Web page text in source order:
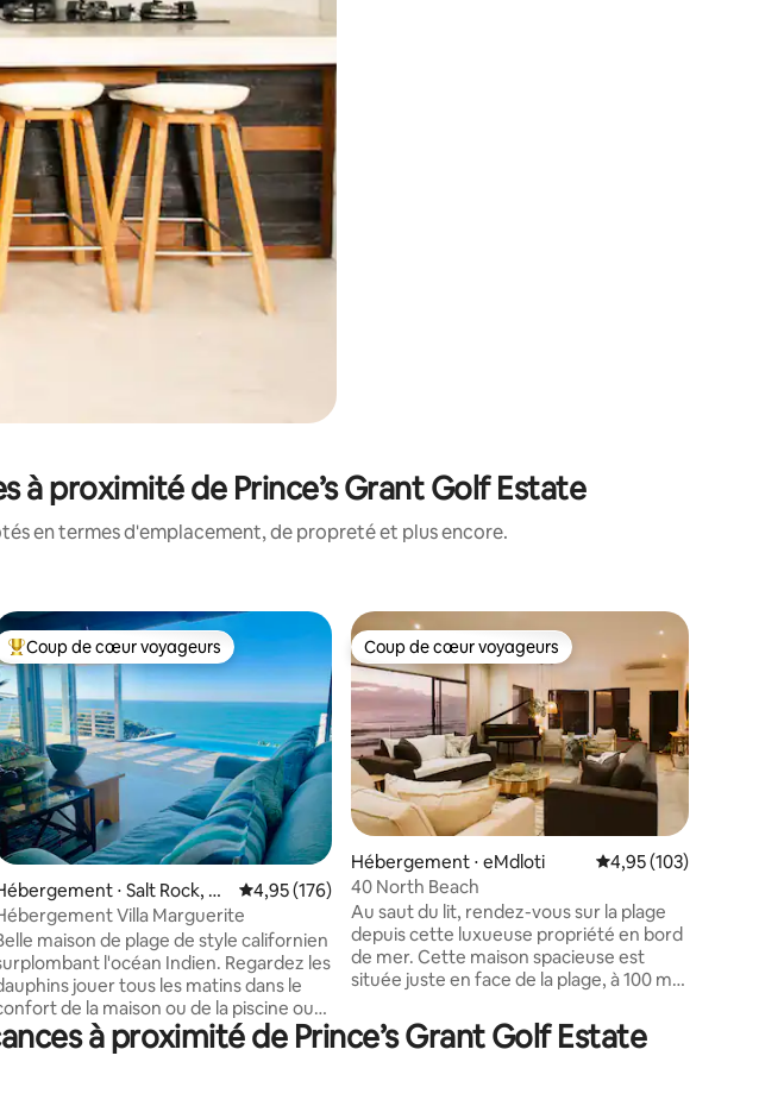
ou en appuyant et en faisant glisser.
à proximité de Prince’s Grant Golf Estate
en termes d'emplacement, de propreté et plus encore.
sur 5
sur la base de 467 commentaires : 4,97 sur 5
Coups de cœur voyageurs les plus appréciés
Coup de cœur voyageurs
⋅ Salt Rock, D
Coast
Évaluation moyenne sur la base de 176 commentaires : 4,95 sur 5
4,95 (176)
Villa Marguerite
maison de plage de style californien
l'océan Indien. Regardez les
jouer tous les matins dans le
de la maison ou de la piscine ou
une promenade de 5 minutes sur
sentier de la plage privée qui vous
Coup de cœur voyageurs
Coup de cœur voyageurs
Hébergement ⋅ eMdloti Évaluation moyenne
4,95 (103)
40 North Beach
Au saut du lit, rendez-vous sur la plage
depuis cette luxueuse propriété en bord
de mer. Cette maison spacieuse est
située juste en face de la plage, à 100 m
250 m des restaurants et d'un café. Elle
offre une vue panoramique sur l'océan
à proximité de Prince’s Grant Golf Estate